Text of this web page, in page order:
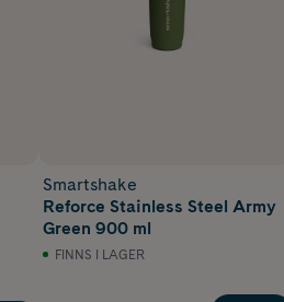
Smartshake
Reforce Stainless Steel Army
Green 900 ml
FINNS I LAGER